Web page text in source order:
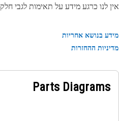
לנו כרגע מידע על תאימות לגבי חלק זה.
בנושא אחריות
ההחזרות
Parts Diagrams